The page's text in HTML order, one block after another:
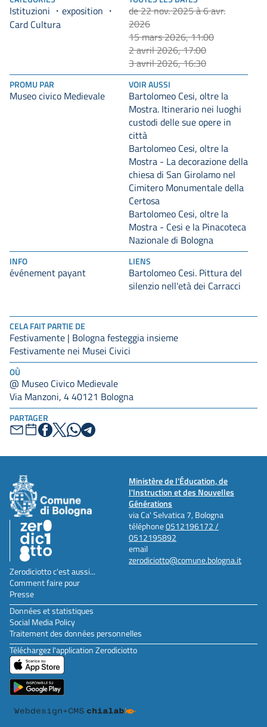
CELA FAIT PARTIE DE
Festivamente | Bologna festeggia insieme
Festivamente nei Musei Civici
OÙ
@ Museo Civico Medievale
Via Manzoni, 4 40121 Bologna
PARTAGER
Istituzioni
exposition
Card Cultura
de 22 nov. 2025 à 6 avr.
2026
15 mars 2026, 11:00
2 avril 2026, 17:00
3 avril 2026, 16:30
PROMU PAR
Museo civico Medievale
VOIR AUSSI
Bartolomeo Cesi, oltre la
Mostra. Itinerario nei luoghi
custodi delle sue opere in
città
Bartolomeo Cesi, oltre la
Mostra - La decorazione della
chiesa di San Girolamo nel
Cimitero Monumentale della
Certosa
Bartolomeo Cesi, oltre la
Mostra - Cesi e la Pinacoteca
Nazionale di Bologna
INFO
événement payant
LIENS
Bartolomeo Cesi. Pittura del
silenzio nell'età dei Carracci
Ministère de l'Éducation, de
l'Instruction et des Nouvelles
Générations
via Ca' Selvatica 7, Bologna
téléphone0512196172 /
0512195892
email
zerodiciotto@comune.bologna.it
Zerodiciotto c'est aussi...
Comment faire pour
Presse
Données et statistiques
Social Media Policy
Traitement des données personnelles
Téléchargez l'application Zerodiciotto